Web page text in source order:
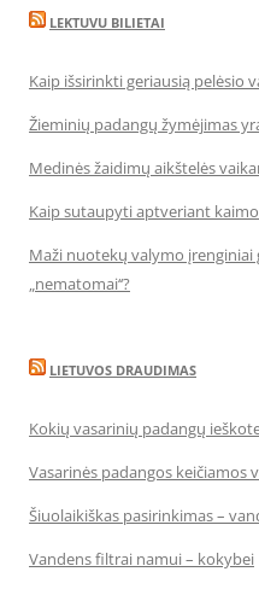
LEKTUVU BILIETAI
Kaip išsirinkti geriausią pelėsio
Žieminių padangų žymėjimas
Medinės žaidimų aikštelės
Kaip sutaupyti aptveriant
Maži nuotekų valymo
„nematomai‘‘?
LIETUVOS DRAUDIMAS
Kokių vasarinių padangų
Vasarinės padangos keičiamos
Šiuolaikiškas pasirinkimas –
Vandens filtrai namui – kokybei